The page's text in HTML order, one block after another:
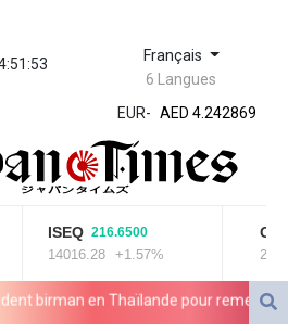
Français
6 Langues
EUR-
ZWL 372.008603
AED 4.242869
AED 4.242869
ALL 93.247528
AMD
1060.572233
ARS
1728.626236
ISEQ 216.6500
14016.28 +1.57%
birman en Thaïlande pour remettre son